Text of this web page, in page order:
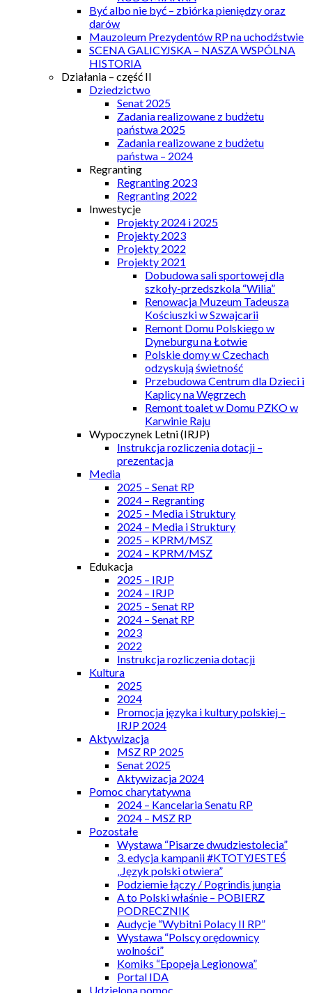
Być albo nie być – zbiórka pieniędzy oraz
darów
Mauzoleum Prezydentów RP na uchodźstwie
SCENA GALICYJSKA – NASZA WSPÓLNA
HISTORIA
Działania – część II
Dziedzictwo
Senat 2025
Zadania realizowane z budżetu
państwa 2025
Zadania realizowane z budżetu
państwa – 2024
Regranting
Regranting 2023
Regranting 2022
Inwestycje
Projekty 2024 i 2025
Projekty 2023
Projekty 2022
Projekty 2021
Dobudowa sali sportowej dla
szkoły-przedszkola “Wilia”
Renowacja Muzeum Tadeusza
Kościuszki w Szwajcarii
Remont Domu Polskiego w
Dyneburgu na Łotwie
Polskie domy w Czechach
odzyskują świetność
Przebudowa Centrum dla Dzieci i
Kaplicy na Węgrzech
Remont toalet w Domu PZKO w
Karwinie Raju
Wypoczynek Letni (IRJP)
Instrukcja rozliczenia dotacji –
prezentacja
Media
2025 – Senat RP
2024 – Regranting
2025 – Media i Struktury
2024 – Media i Struktury
2025 – KPRM/MSZ
2024 – KPRM/MSZ
Edukacja
2025 – IRJP
2024 – IRJP
2025 – Senat RP
2024 – Senat RP
2023
2022
Instrukcja rozliczenia dotacji
Kultura
2025
2024
Promocja języka i kultury polskiej –
IRJP 2024
Aktywizacja
MSZ RP 2025
Senat 2025
Aktywizacja 2024
Pomoc charytatywna
2024 – Kancelaria Senatu RP
2024 – MSZ RP
Pozostałe
Wystawa “Pisarze dwudziestolecia”
3. edycja kampanii #KTOTYJESTEŚ
„Język polski otwiera”
Podziemie łączy / Pogrindis jungia
A to Polski właśnie – POBIERZ
PODRECZNIK
Audycje “Wybitni Polacy II RP”
Wystawa “Polscy orędownicy
wolności”
Komiks “Epopeja Legionowa”
Portal IDA
Udzielona pomoc